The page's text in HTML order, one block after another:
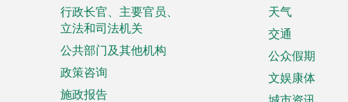
菜
单
行政长官、主要官员、
立法和司法机关
公共部门及其他机构
政策咨询
施政报告
天气
交通
公众假期
文娱康体